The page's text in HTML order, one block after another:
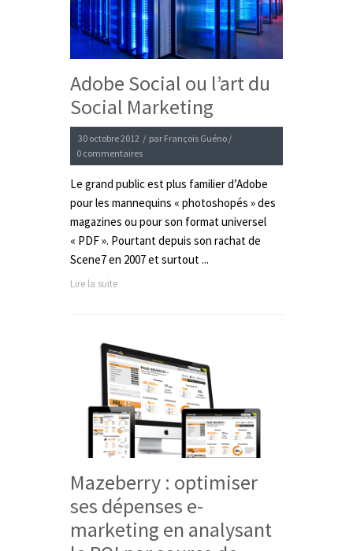
Adobe Social ou l’art du
Social Marketing
30 octobre 2012 / par François Guéno /
0 commentaires
Le grand public est plus familier d’Adobe
pour les mannequins « photoshopés » des
magazines ou pour son format universel
« PDF ». Pourtant depuis son rachat de
Scene7 en 2007 et surtout ...
Lire la suite
Mazeberry : optimiser
ses dépenses e-
marketing en analysant